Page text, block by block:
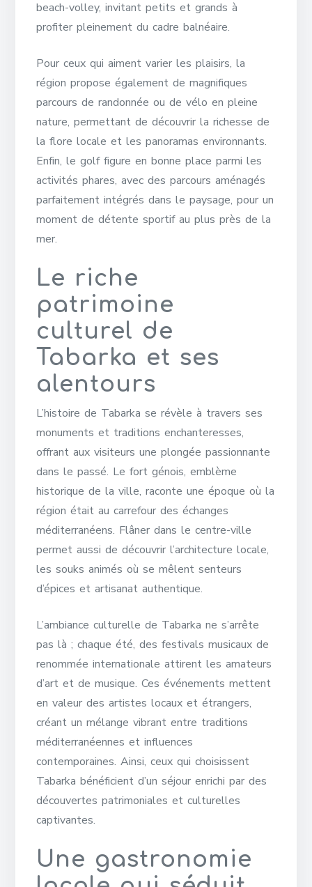
beach-volley, invitant petits et grands à
profiter pleinement du cadre balnéaire.
Pour ceux qui aiment varier les plaisirs, la
région propose également de magnifiques
parcours de randonnée ou de vélo en pleine
nature, permettant de découvrir la richesse de
la flore locale et les panoramas environnants.
Enfin, le golf figure en bonne place parmi les
activités phares, avec des parcours aménagés
parfaitement intégrés dans le paysage, pour un
moment de détente sportif au plus près de la
mer.
Le riche
patrimoine
culturel de
Tabarka et ses
alentours
L’histoire de Tabarka se révèle à travers ses
monuments et traditions enchanteresses,
offrant aux visiteurs une plongée passionnante
dans le passé. Le fort génois, emblème
historique de la ville, raconte une époque où la
région était au carrefour des échanges
méditerranéens. Flâner dans le centre-ville
permet aussi de découvrir l’architecture locale,
les souks animés où se mêlent senteurs
d’épices et artisanat authentique.
L’ambiance culturelle de Tabarka ne s’arrête
pas là ; chaque été, des festivals musicaux de
renommée internationale attirent les amateurs
d’art et de musique. Ces événements mettent
en valeur des artistes locaux et étrangers,
créant un mélange vibrant entre traditions
méditerranéennes et influences
contemporaines. Ainsi, ceux qui choisissent
Tabarka bénéficient d’un séjour enrichi par des
découvertes patrimoniales et culturelles
captivantes.
Une gastronomie